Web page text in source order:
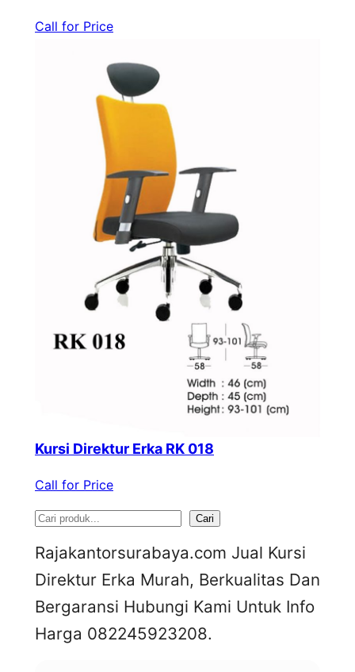
Call for Price
Kursi Direktur Erka RK 018
Call for Price
S
e
a
r
c
Cari
Rajakantorsurabaya.com Jual Kursi
Direktur Erka Murah, Berkualitas Dan
Bergaransi Hubungi Kami Untuk Info
Harga 082245923208.